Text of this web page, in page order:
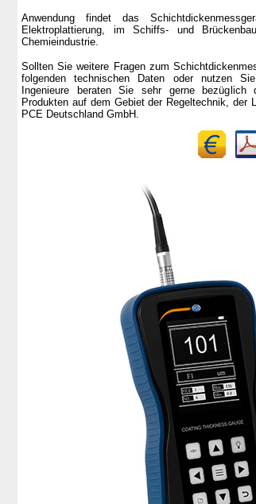
Anwendung findet das
Elektroplattierung, im Schiffs- und
Chemieindustrie.
Sollten Sie weitere Fragen zum
folgenden technischen Daten oder nutzen
Ingenieure beraten Sie sehr gerne bezüglich
Produkten auf dem Gebiet der Regeltechnik, der
PCE Deutschland GmbH.